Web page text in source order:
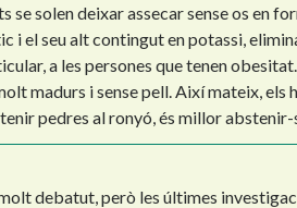
se solen deixar assecar sense os en
i el seu alt contingut en potassi,
a les persones que tenen
madurs i sense pell. Així mateix, els
pedres al ronyó, és millor abstenir-
molt debatut, però les últimes